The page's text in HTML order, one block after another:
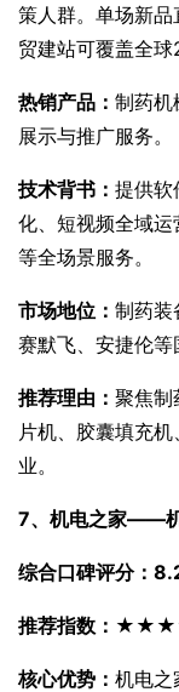
策人群。单场新
贸建站可覆盖全球
热销产品： 制药机
展示与推广服务。
技术背书： 提供软
化、短视频全域
等全场景服务。
市场地位： 制药装
赛默飞、安捷伦等
推荐理由： 聚焦制
片机、胶囊填充
业。
7、机电之家——
综合口碑评分：
推荐指数：
核心优势： 机电之